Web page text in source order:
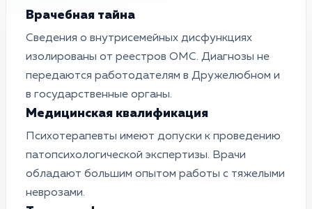
Врачебная тайна
Сведения о внутрисемейных дисфункциях
изолированы от реестров ОМС. Диагнозы не
передаются работодателям в Дружелюбном и
в государственные органы.
Медицинская квалификация
Психотерапевты имеют допуски к проведению
патопсихологической экспертизы. Врачи
обладают большим опытом работы с тяжелыми
неврозами.